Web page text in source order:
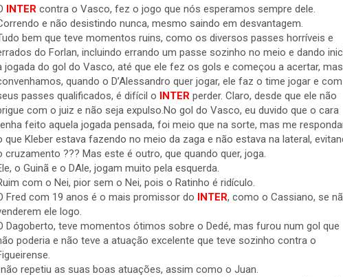
INTER contra o Vasco, fez o jogo que nós esperamos sempre dele.
e não desistindo nunca, mesmo saindo em desvantagem.
bem que teve momentos ruins, como os diversos passes horríveis e
do Forlan, incluindo errando um passe sozinho no meio e dando
jogada do gol do Vasco, até que ele fez os gols e começou a acertar, mas
quando o D’Alessandro quer jogar, ele faz o time jogar e com
passes qualificados, é difícil o INTER perder. Claro, desde que ele não
com o juiz e não seja expulso.No gol do Vasco, eu duvido que o cara
feito aquela jogada pensada, foi meio que na sorte, mas me
que Kleber estava fazendo no meio da zaga e não estava na lateral,
cruzamento ??? Mas este é outro, que quando quer, joga.
o Guinã e o DAle, jogam muito pela esquerda.
com o Nei, pior sem o Nei, pois o Ratinho é ridículo.
Fred com 19 anos é o mais promissor do INTER, como o Cassiano, se
ele logo.
Dagoberto, teve momentos ótimos sobre o Dedé, mas furou num gol que
poderia e não teve a atuação excelente que teve sozinho contra o
repetiu as suas boas atuações, assim como o Juan.